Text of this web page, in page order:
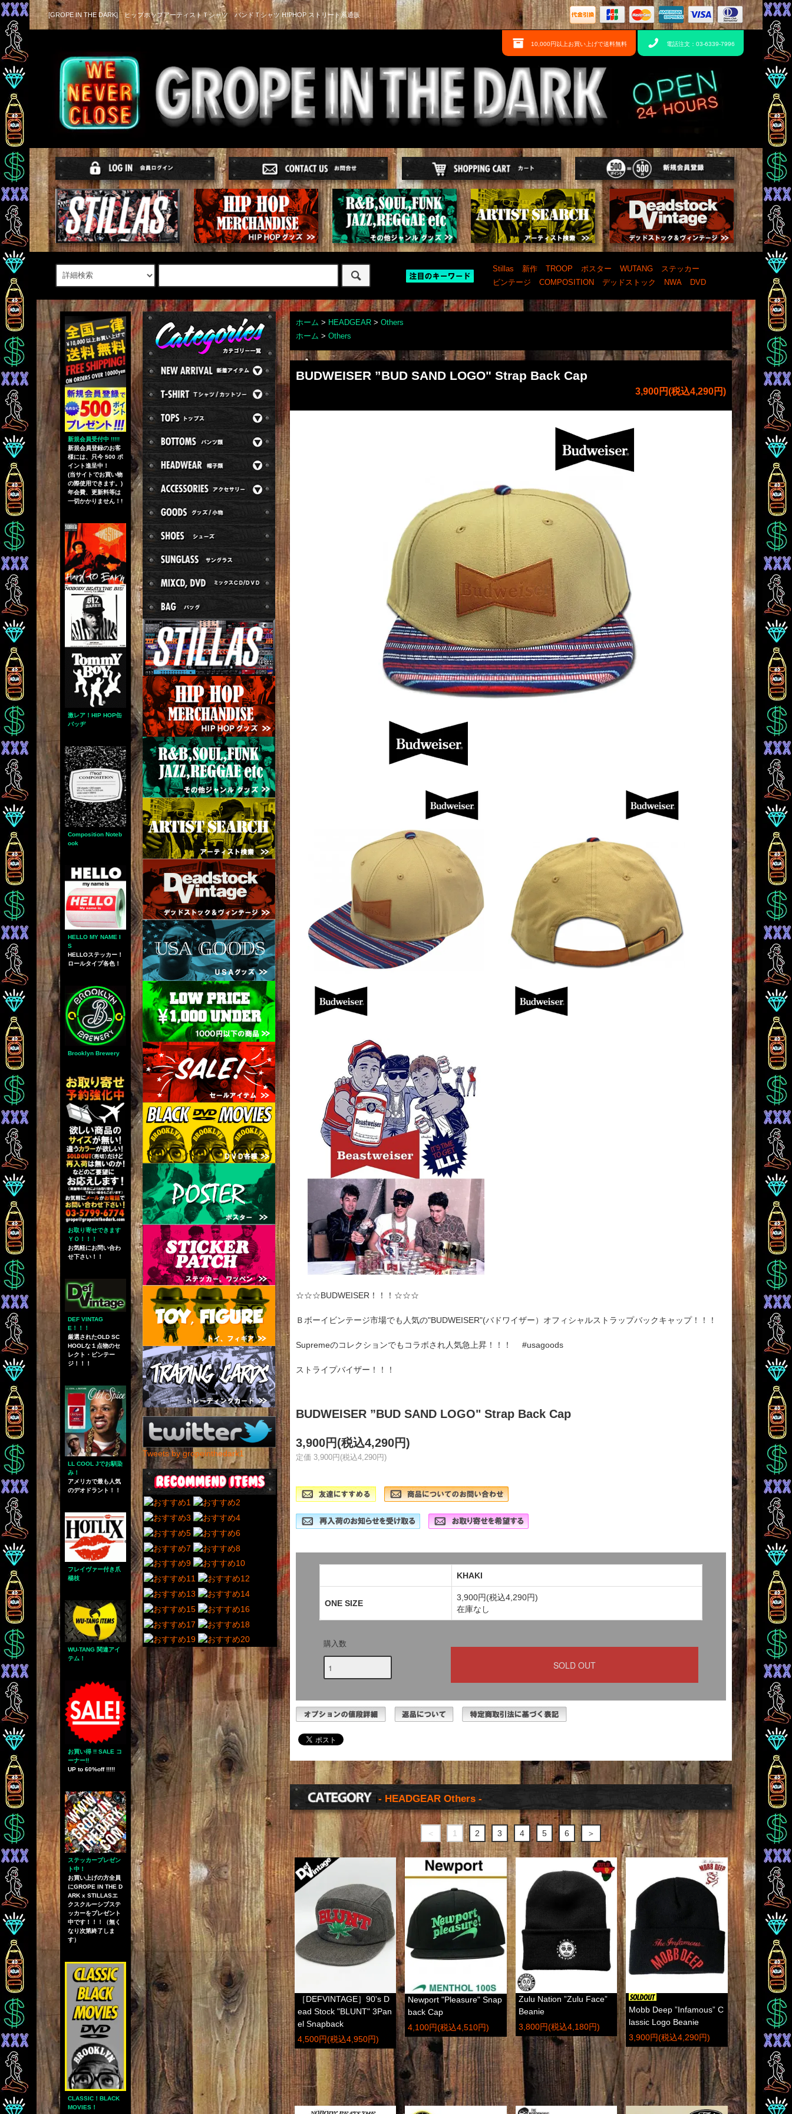
[GROPE IN THE DARK] ヒップホップアーティストＴシャツ バンドＴシャツ HIPHOP ストリート系通販
10,000円以上お買い上げで送料無料 電話注文：03-6339-7996
Stillas 新作 TROOP ポスター WUTANG
ステッカー
ビンテージ
COMPOSITION デッドストック NWA DVD
新規会員受付中 !!!!!
新規会員登録のお客
様には、只今 500 ポ
イント進呈中！
(当サイトでお買い物
の際使用できます。)
年会費、更新料等は
一切かかりません！!
激レア！HIP HOP缶
バッヂ
Composition Noteb
ook
HELLO MY NAME I
S
HELLOステッカー！
ロールタイプ各色！
Brooklyn Brewery
お取り寄せできます
ＹＯ！！！
お気軽にお問い合わ
せ下さい！！
DEF VINTAG
E！！！
厳選されたOLD SC
HOOLな１点物のセ
レクト・ビンテー
ジ！！！
LL COOL Jでお馴染
み！
アメリカで最も人気
のデオドラント！！
フレイヴァー付き爪
楊枝
WU-TANG 関連アイ
テム！
お買い得 !! SALE コ
ーナー!!
UP to 60%off !!!!!
ステッカープレゼン
ト中！
お買い上げの方全員
にGROPE IN THE D
ARK x STILLASエ
クスクルーシブステ
ッカーをプレゼント
中です！！！（無く
なり次第終了しま
す）
CLASSIC！BLACK
MOVIES！
ホーム > HEADGEAR > Others
ホーム > Others
BUDWEISER ”BUD SAND LOGO" Strap Back Cap
3,900円(税込4,290円)
☆☆☆BUDWEISER！！！☆☆☆
Ｂボーイビンテージ市場でも人気の"BUDWEISER"(バドワイザー）オフィシャルストラップバックキャップ！！！
Supremeのコレクションでもコラボされ人気急上昇！！！ #usagoods
ストライプバイザー！！！
BUDWEISER ”BUD SAND LOGO" Strap Back Cap
3,900円(税込4,290円)
定価 3,900円(税込4,290円)
KHAKI
ONE SIZE
3,900円(税込4,290円)
在庫なし
購入数
- HEADGEAR Others -
＜ 1 2 3 4 5 6 ＞
［DEFVINTAGE］90's D
ead Stock "BLUNT" 3Pan
el Snapback
4,500円(税込4,950円)
Newport "Pleasure" Snap
back Cap
4,100円(税込4,510円)
Zulu Nation ”Zulu Face”
Beanie
3,800円(税込4,180円)
Mobb Deep ”Infamous” C
lassic Logo Beanie
3,900円(税込4,290円)
Tweets by gropeinthedark1